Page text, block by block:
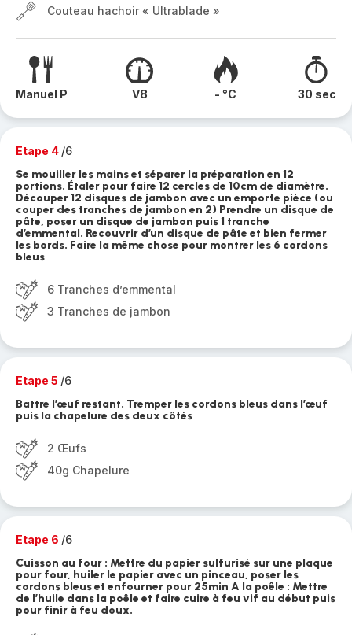
Couteau hachoir « Ultrablade »
Manuel P V8 - °C 30 sec
Etape 4 /6
Se mouiller les mains et séparer la préparation en 12
portions. Étaler pour faire 12 cercles de 10cm de diamètre.
Découper 12 disques de jambon avec un emporte pièce (ou
couper des tranches de jambon en 2) Prendre un disque de
pâte, poser un disque de jambon puis 1 tranche
d’emmental. Recouvrir d’un disque de pâte et bien fermer
les bords. Faire la même chose pour montrer les 6 cordons
bleus
6 Tranches d’emmental
3 Tranches de jambon
Etape 5 /6
Battre l’œuf restant. Tremper les cordons bleus dans l’œuf
puis la chapelure des deux côtés
2 Œufs
40g Chapelure
Etape 6 /6
Cuisson au four : Mettre du papier sulfurisé sur une plaque
pour four, huiler le papier avec un pinceau, poser les
cordons bleus et enfourner pour 25min A la poêle : Mettre
de l’huile dans la poêle et faire cuire à feu vif au début puis
pour finir à feu doux.